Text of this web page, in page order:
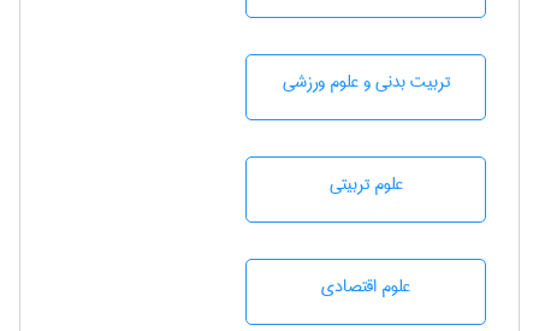
تربيت بدنی و علوم ورزشی
علوم تربيتی
علوم اقتصادی